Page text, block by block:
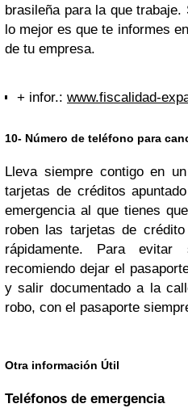
brasileña para la que
lo mejor es que te informes
de tu empresa.
+ infor.: www.fiscalidad-
10- Número de teléfono para
Lleva siempre contigo en
tarjetas de créditos
emergencia al que tienes
roben las tarjetas de
rápidamente. Para
recomiendo dejar el
y salir documentado a la
robo, con el pasaporte
Otra información Útil
Teléfonos de emergencia